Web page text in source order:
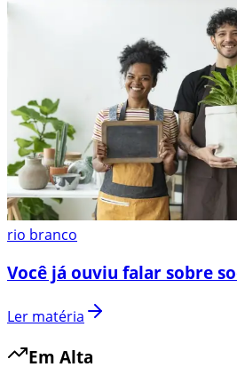
rio branco
Você já ouviu falar sobre
Ler matéria
Em Alta